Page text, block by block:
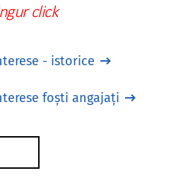
click
- istorice
foști angajați